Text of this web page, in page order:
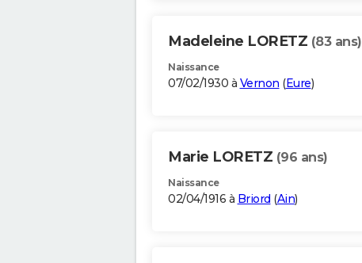
Madeleine LORETZ (83 ans)
Naissance
07/02/1930 à Vernon (Eure)
Marie LORETZ (96 ans)
Naissance
02/04/1916 à Briord (Ain)